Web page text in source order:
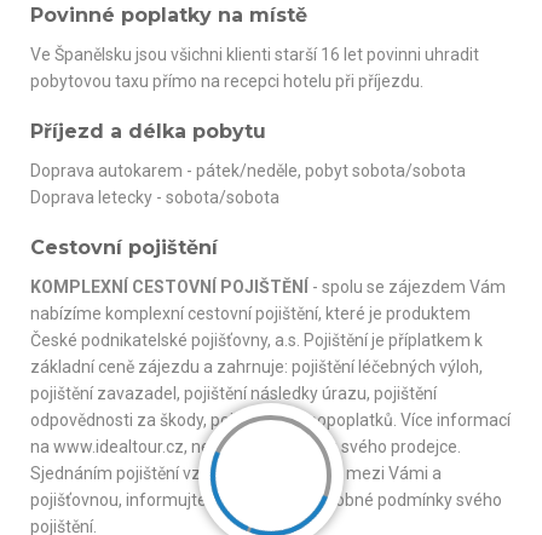
Povinné poplatky na místě
Ve Španělsku jsou všichni klienti starší 16 let povinni uhradit
pobytovou taxu přímo na recepci hotelu při příjezdu.
Příjezd a délka pobytu
Doprava autokarem - pátek/neděle, pobyt sobota/sobota
Doprava letecky - sobota/sobota
Cestovní pojištění
KOMPLEXNÍ CESTOVNÍ POJIŠTĚNÍ
- spolu se zájezdem Vám
nabízíme komplexní cestovní pojištění, které je produktem
České podnikatelské pojišťovny, a.s. Pojištění je příplatkem k
základní ceně zájezdu a zahrnuje: pojištění léčebných výloh,
pojištění zavazadel, pojištění následky úrazu, pojištění
odpovědnosti za škody, pojištění stornopoplatků. Více informací
na www.idealtour.cz, nebo na vyžádání u svého prodejce.
Sjednáním pojištění vzniká smluvní vztah mezi Vámi a
pojišťovnou, informujte se proto na podrobné podmínky svého
pojištění.